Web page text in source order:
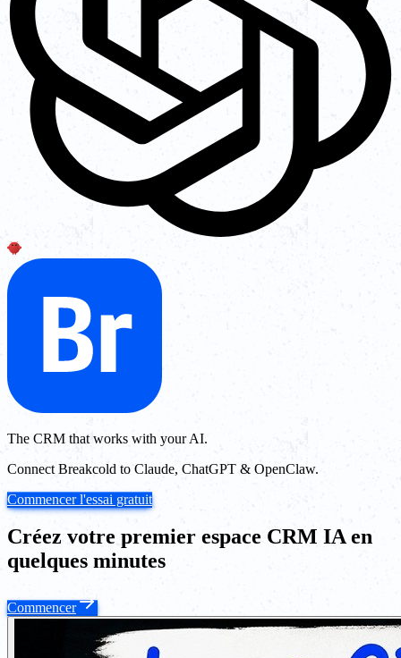
The CRM that works with your AI.
Connect Breakcold to Claude, ChatGPT & OpenClaw.
Commencer l'essai gratuit
Créez votre premier espace CRM IA en
quelques minutes
Commencer